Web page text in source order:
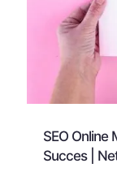
SEO Online
Succes |